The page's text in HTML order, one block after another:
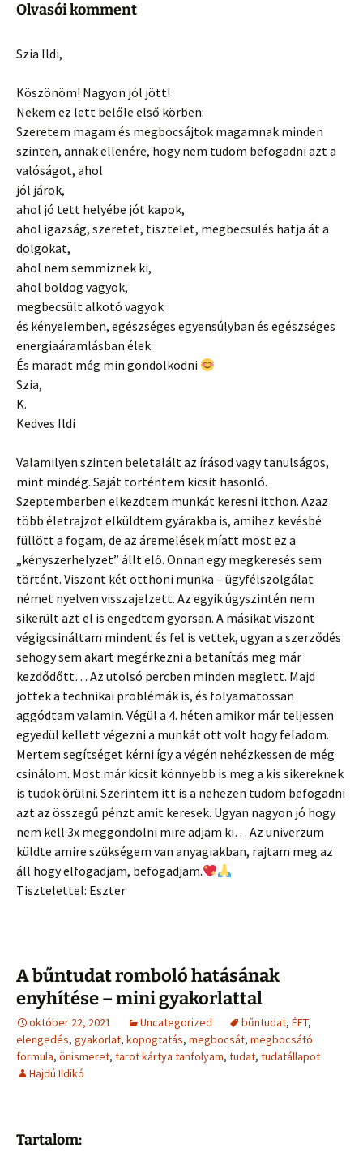
Olvasói komment
Szia Ildi,
Köszönöm! Nagyon jól jött!
Nekem ez lett belőle első körben:
Szeretem magam és megbocsájtok magamnak minden
szinten, annak ellenére, hogy nem tudom befogadni azt a
valóságot, ahol
jól járok,
ahol jó tett helyébe jót kapok,
ahol igazság, szeretet, tisztelet, megbecsülés hatja át a
dolgokat,
ahol nem semmiznek ki,
ahol boldog vagyok,
megbecsült alkotó vagyok
és kényelemben, egészséges egyensúlyban és egészséges
energiaáramlásban élek.
És maradt még min gondolkodni
Szia,
K.
Kedves Ildi
Valamilyen szinten beletalált az írásod vagy tanulságos,
mint mindég. Saját történtem kicsit hasonló.
Szeptemberben elkezdtem munkát keresni itthon. Azaz
több életrajzot elküldtem gyárakba is, amihez kevésbé
füllött a fogam, de az áremelések míatt most ez a
„kényszerhelyzet” állt elő. Onnan egy megkeresés sem
történt. Viszont két otthoni munka – ügyfélszolgálat
német nyelven visszajelzett. Az egyik úgyszintén nem
sikerült azt el is engedtem gyorsan. A másikat viszont
végigcsináltam mindent és fel is vettek, ugyan a szerződés
sehogy sem akart megérkezni a betanítás meg már
kezdődőtt… Az utolsó percben minden meglett. Majd
jöttek a technikai problémák is, és folyamatossan
aggódtam valamin. Végül a 4. héten amikor már teljessen
egyedül kellett végezni a munkát ott volt hogy feladom.
Mertem segítséget kérni így a végén nehézkessen de még
csinálom. Most már kicsit könnyebb is meg a kis sikereknek
is tudok örülni. Szerintem itt is a nehezen tudom befogadni
azt az összegű pénzt amit keresek. Ugyan nagyon jó hogy
nem kell 3x meggondolni mire adjam ki… Az univerzum
küldte amire szükségem van anyagiakban, rajtam meg az
áll hogy elfogadjam, befogadjam.
Tisztelettel: Eszter
A bűntudat romboló hatásának
enyhítése – mini gyakorlattal
október 22, 2021 Uncategorized bűntudat, ÉFT,
elengedés, gyakorlat, kopogtatás, megbocsát, megbocsátó
formula, önismeret, tarot kártya tanfolyam, tudat, tudatállapot
Hajdú Ildikó
Tartalom: